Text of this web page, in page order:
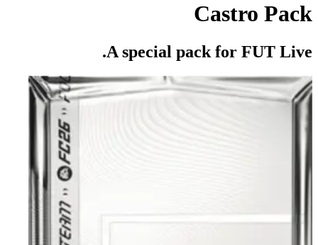
Castro Pack
A special pack for FUT Live.